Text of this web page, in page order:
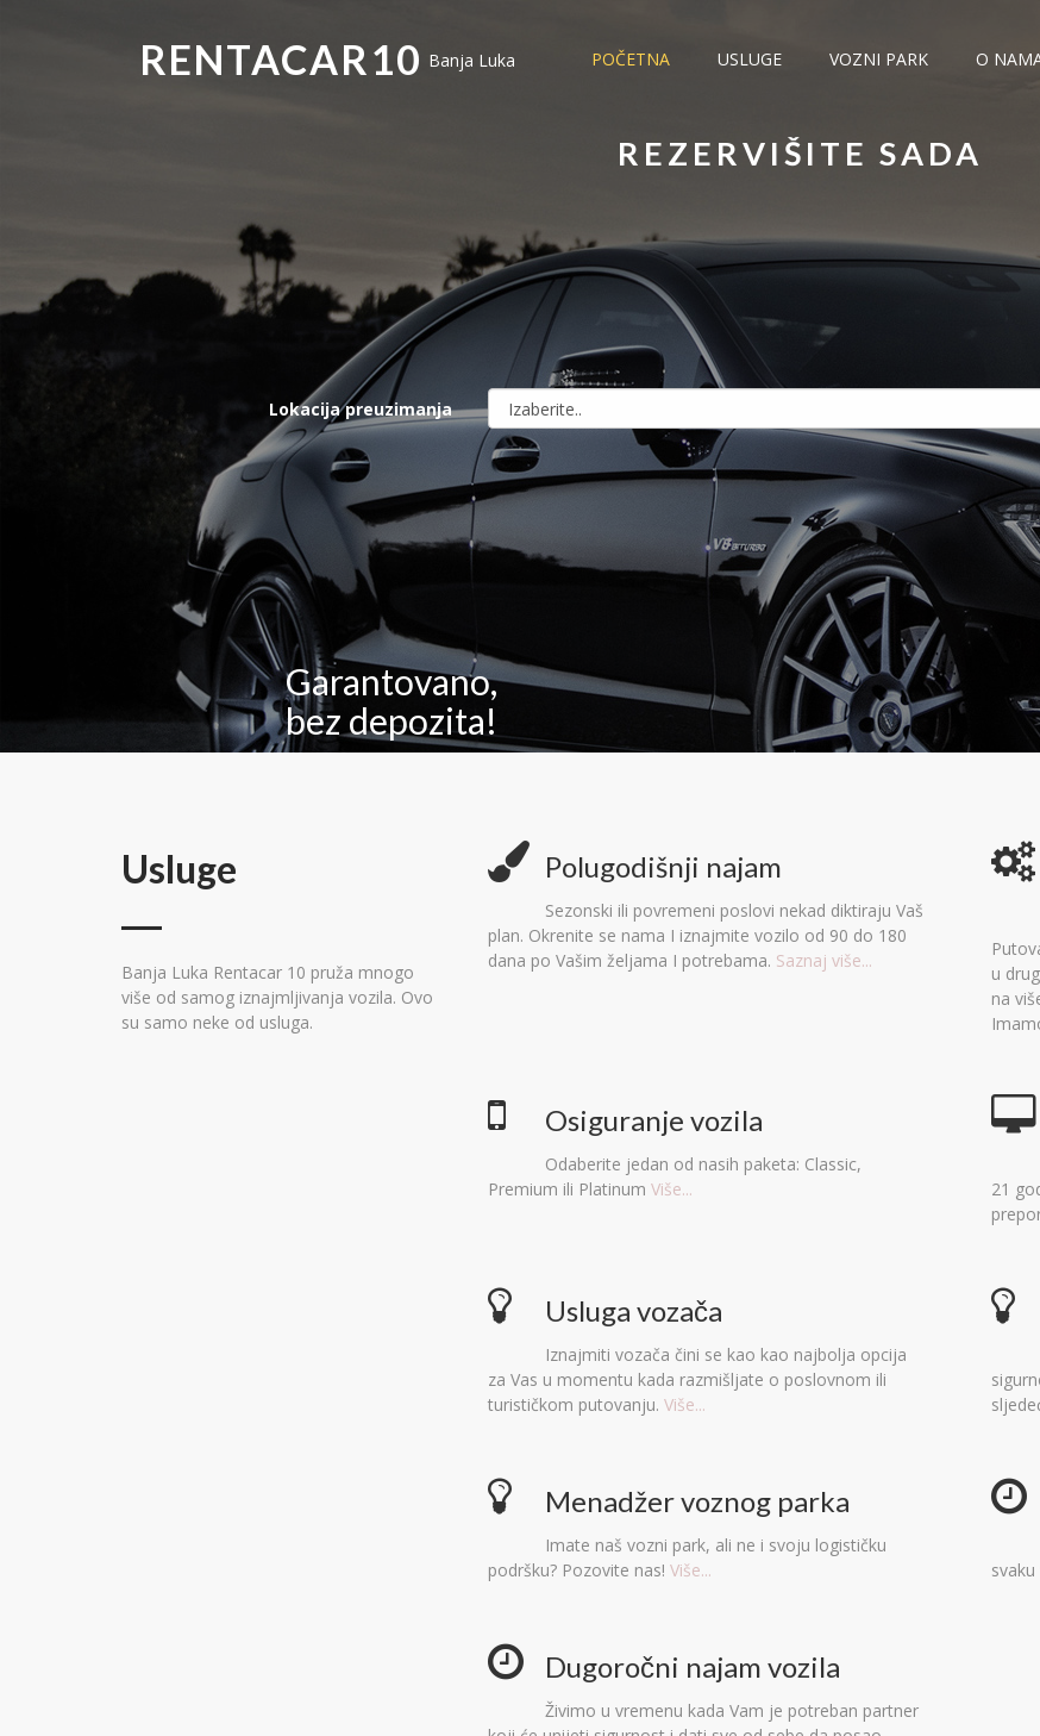
RENTACAR10 Banja Luka POČETNA USLUGE VOZNI PARK O
REZERVIŠITE SADA
Lokacija preuzimanja
Garantovano,
bez depozita!
Usluge
Banja Luka Rentacar 10 pruža mnogo
više od samog iznajmljivanja vozila. Ovo
su samo neke od usluga.
Polugodišnji najam
Sezonski ili povremeni poslovi nekad diktiraju Vaš
plan. Okrenite se nama I iznajmite vozilo od 90 do 180
dana po Vašim željama I potrebama. Saznaj više...
u
na
Osiguranje vozila
Odaberite jedan od nasih paketa: Classic,
Premium ili Platinum Više...
21
Usluga vozača
Iznajmiti vozača čini se kao kao najbolja opcija
za Vas u momentu kada razmišljate o poslovnom ili
turističkom putovanju. Više...
Menadžer voznog parka
Imate naš vozni park, ali ne i svoju logističku
podršku? Pozovite nas! Više...
Dugoročni najam vozila
Živimo u vremenu kada Vam je potreban partner